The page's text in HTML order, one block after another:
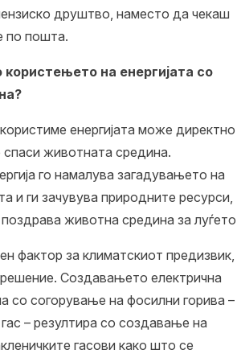
друштво, наместо да чекаш
по пошта.
користењето на енергијата со
користиме енергијата може директно
животната средина.
го намалува загадувањето на
и ги зачувува природните ресурси,
животна средина за
фактор за климатскиот предизвик,
Создавањето електрична
со согорување на фосилни горива –
гас – резултира со создавање на
гасови како што се